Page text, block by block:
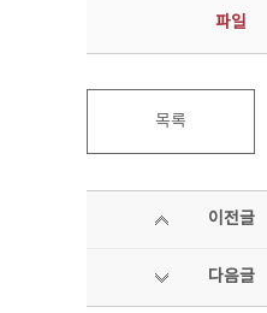
파일
목록
이전글
다음글